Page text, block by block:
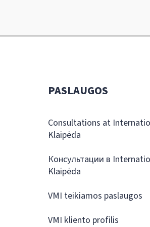
PASLAUGOS
Consultations at
Klaipėda
Консультации в
Klaipėda
VMI teikiamos paslaugos
VMI kliento profilis